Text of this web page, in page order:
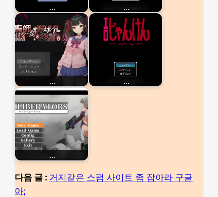
… …
… …
…
다음 글 : 거지같은 스팸 사이트 좀 잡아라 구글
아;